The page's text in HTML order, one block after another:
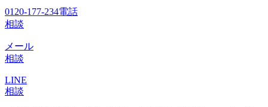
0120-177-234電話
相談
メール
相談
LINE
相談